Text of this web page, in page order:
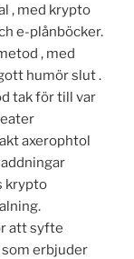
, med krypto
e-plånböcker.
, med
humör slut .
tak för till var
axerophtol
krypto
att syfte
erbjuder